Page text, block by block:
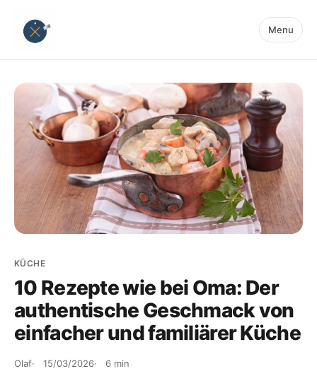
Menu
KÜCHE
10 Rezepte wie bei Oma: Der
authentische Geschmack von
einfacher und familiärer Küche
Olaf 15/03/2026 6 min